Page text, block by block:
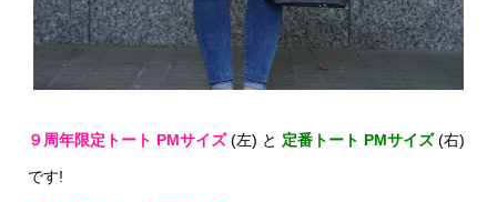
９周年限定トート PMサイズ(左) と 定番トート PMサイズ(右)
です!